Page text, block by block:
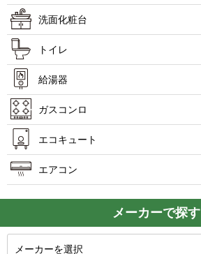
洗面化粧台
トイレ
給湯器
ガスコンロ
エコキュート
エアコン
メーカーで探す